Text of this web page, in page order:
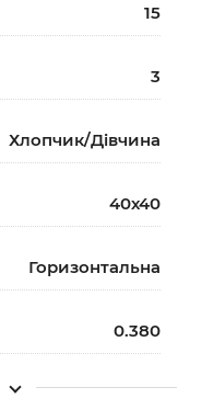
15
3
Хлопчик/Дiвчина
40х40
Горизонтальна
0.380